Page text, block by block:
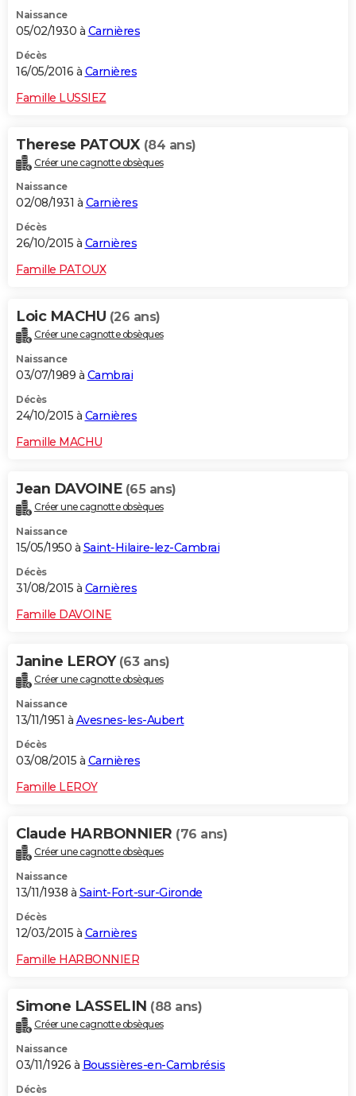
Naissance
05/02/1930 à Carnières
Décès
16/05/2016 à Carnières
Famille LUSSIEZ
Therese PATOUX (84 ans)
Créer une cagnotte obsèques
Naissance
02/08/1931 à Carnières
Décès
26/10/2015 à Carnières
Famille PATOUX
Loic MACHU (26 ans)
Créer une cagnotte obsèques
Naissance
03/07/1989 à Cambrai
Décès
24/10/2015 à Carnières
Famille MACHU
Jean DAVOINE (65 ans)
Créer une cagnotte obsèques
Naissance
15/05/1950 à Saint-Hilaire-lez-Cambrai
Décès
31/08/2015 à Carnières
Famille DAVOINE
Janine LEROY (63 ans)
Créer une cagnotte obsèques
Naissance
13/11/1951 à Avesnes-les-Aubert
Décès
03/08/2015 à Carnières
Famille LEROY
Claude HARBONNIER (76 ans)
Créer une cagnotte obsèques
Naissance
13/11/1938 à Saint-Fort-sur-Gironde
Décès
12/03/2015 à Carnières
Famille HARBONNIER
Simone LASSELIN (88 ans)
Créer une cagnotte obsèques
Naissance
03/11/1926 à Boussières-en-Cambrésis
Décès